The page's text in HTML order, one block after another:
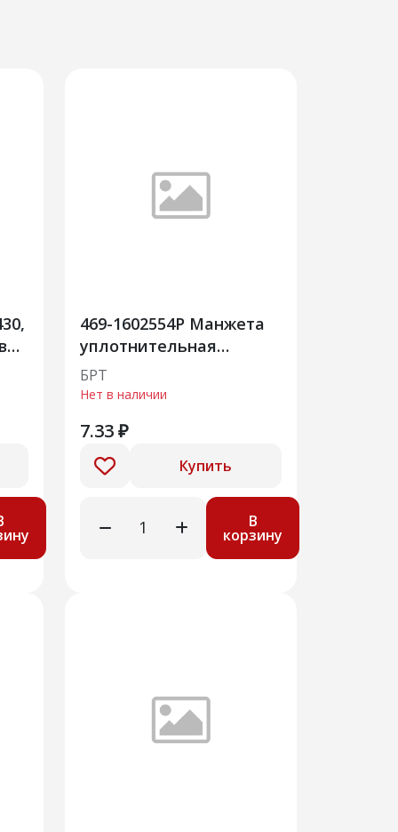
469-1602554Р Манжета
уплотнительная
поршня главного
цилиндра сцепления
БРТ
Нет в наличии
7.33 ₽
Купить
В
корзину